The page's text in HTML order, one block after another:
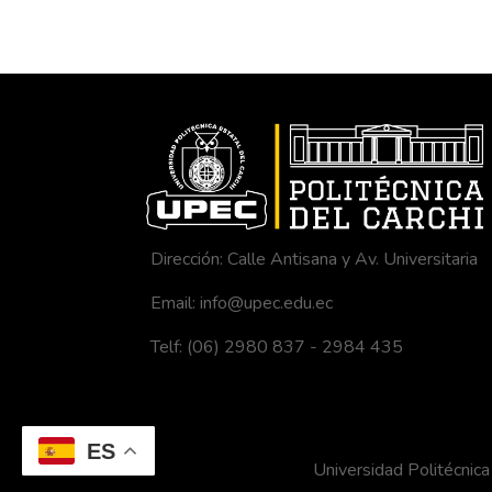
ES
Dirección: Calle Antisana y Av. Universitaria
Email: info@upec.edu.ec
Telf: (06) 2980 837 - 2984 435
Universidad